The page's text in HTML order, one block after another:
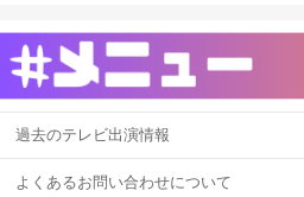
過去のテレビ出演情報
よくあるお問い合わせについて